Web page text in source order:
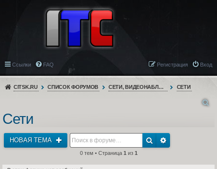
Ссылки FAQ Вход
Регистрация
CITSK.RU СПИСОК ФОРУМОВ СЕТИ, ВИДЕОНАБЛЮДЕНИЕ, ТЕЛЕФОНИЯ СЕТИ
Сети
НОВАЯ ТЕМА
0 тем • Страница 1 из 1